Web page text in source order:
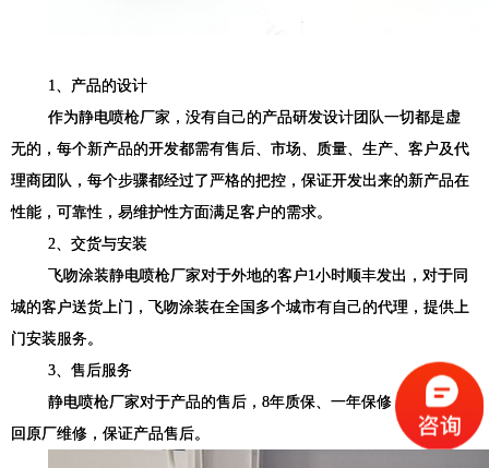
1
、产品的设计
作为静电喷枪厂家，没有自己的产品研发设计团队一切都是虚
无的，每个新产品的开发都需有售后、市场、质量、生产、客户及代
理商团队，每个步骤都经过了严格的把控，保证开发出来的新产品在
性能，可靠性，易维护性方面满足客户的需求。
2 、交货与安装
飞吻涂装静电喷枪厂家对于外地的客户1小时顺丰发出，对于同
城的客户送货上门，飞吻涂装在全国多个城市有自己的代理，提供上
门安装服务。
3、售后服务
静电喷枪厂家对于产品的售后， 8年质保、一年保修，出现故障
回原厂维修，保证产品售后。